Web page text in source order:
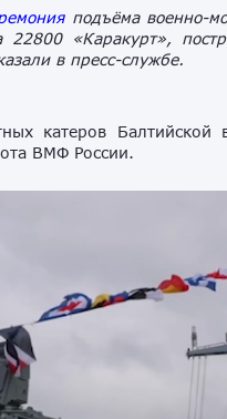
подъёма военно-
22800 «Каракурт»,
в пресс-службе.
катеров
ВМФ России.